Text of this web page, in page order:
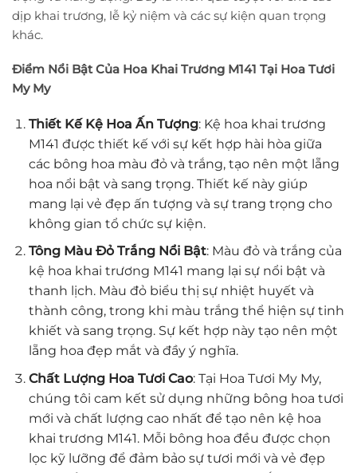
dịp khai trương, lễ kỷ niệm và các sự kiện quan trọng
khác.
Điểm Nổi Bật Của Hoa Khai Trương M141 Tại Hoa Tươi
My My
Thiết Kế Kệ Hoa Ấn Tượng: Kệ hoa khai trương
M141 được thiết kế với sự kết hợp hài hòa giữa
các bông hoa màu đỏ và trắng, tạo nên một lẵng
hoa nổi bật và sang trọng. Thiết kế này giúp
mang lại vẻ đẹp ấn tượng và sự trang trọng cho
không gian tổ chức sự kiện.
Tông Màu Đỏ Trắng Nổi Bật: Màu đỏ và trắng của
kệ hoa khai trương M141 mang lại sự nổi bật và
thanh lịch. Màu đỏ biểu thị sự nhiệt huyết và
thành công, trong khi màu trắng thể hiện sự tinh
khiết và sang trọng. Sự kết hợp này tạo nên một
lẵng hoa đẹp mắt và đầy ý nghĩa.
Chất Lượng Hoa Tươi Cao: Tại Hoa Tươi My My,
chúng tôi cam kết sử dụng những bông hoa tươi
mới và chất lượng cao nhất để tạo nên kệ hoa
khai trương M141. Mỗi bông hoa đều được chọn
lọc kỹ lưỡng để đảm bảo sự tươi mới và vẻ đẹp